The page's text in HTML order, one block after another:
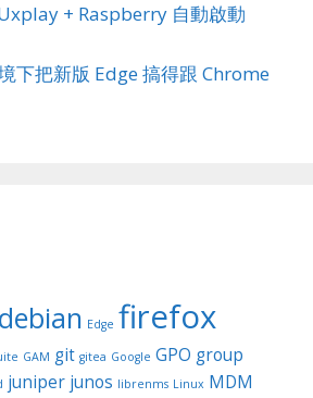
+ Raspberry 自動啟動
下把新版 Edge 搞得跟 Chrome
debian Edge firefox
GAM git gitea Google GPO group
juniper junos librenms Linux MDM